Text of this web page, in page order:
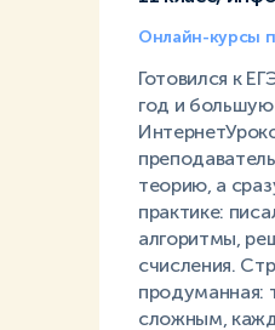
Онлайн-курсы
Готовился к
год и большую
теорию, а
практике:
алгоритмы,
счисления.
продуманная:
сложным,